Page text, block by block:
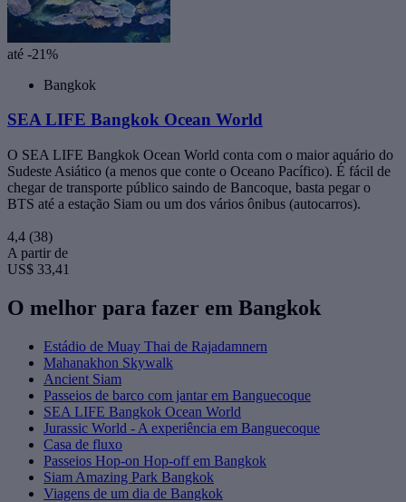
até -21%
Bangkok
SEA LIFE Bangkok Ocean World
O SEA LIFE Bangkok Ocean World conta com o maior aquário do
Sudeste Asiático (a menos que conte o Oceano Pacífico). É fácil de
chegar de transporte público saindo de Bancoque, basta pegar o
BTS até a estação Siam ou um dos vários ônibus (autocarros).
4,4 (38)
A partir de
US$ 33,41
O melhor para fazer em Bangkok
Estádio de Muay Thai de Rajadamnern
Mahanakhon Skywalk
Ancient Siam
Passeios de barco com jantar em Banguecoque
SEA LIFE Bangkok Ocean World
Jurassic World - A experiência em Banguecoque
Casa de fluxo
Passeios Hop-on Hop-off em Bangkok
Siam Amazing Park Bangkok
Viagens de um dia de Bangkok